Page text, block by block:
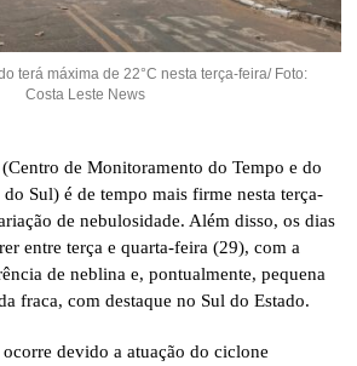
terá máxima de 22°C nesta terça-feira/ Foto:
Costa Leste News
de Monitoramento do Tempo e do
Sul) é de tempo mais firme nesta terça-
de nebulosidade. Além disso, os dias
entre terça e quarta-feira (29), com a
de neblina e, pontualmente, pequena
fraca, com destaque no Sul do Estado.
devido a atuação do ciclone